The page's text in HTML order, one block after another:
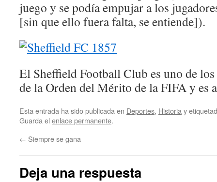
juego y se podía empujar a los
[sin que ello fuera falta, se entiende]).
El Sheffield Football Club es uno de
de la Orden del Mérito de la FIFA y es
Esta entrada ha sido publicada en Deportes, Historia y
Guarda el enlace permanente.
← Siempre se gana
Deja una respuesta